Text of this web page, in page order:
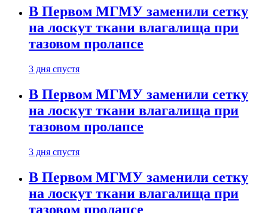
В Первом МГМУ заменили сетку
на лоскут ткани влагалища при
тазовом пролапсе
3 дня спустя
В Первом МГМУ заменили сетку
на лоскут ткани влагалища при
тазовом пролапсе
3 дня спустя
В Первом МГМУ заменили сетку
на лоскут ткани влагалища при
тазовом пролапсе